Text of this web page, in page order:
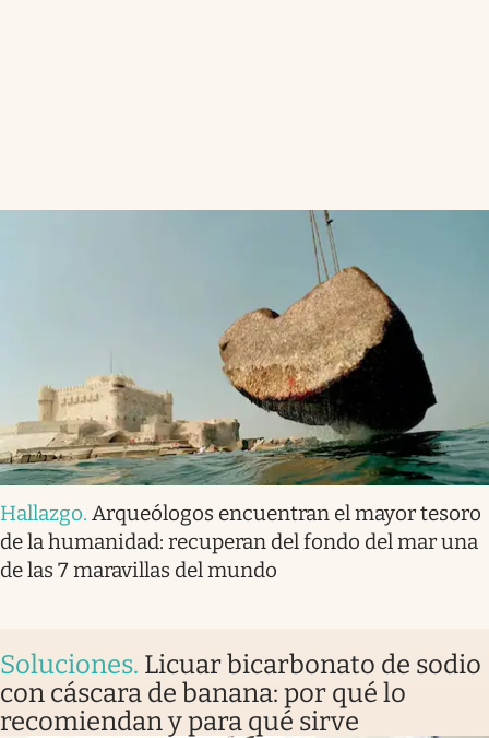
Hallazgo. Arqueólogos encuentran el mayor tesoro
de la humanidad: recuperan del fondo del mar una
de las 7 maravillas del mundo
Soluciones. Licuar bicarbonato de sodio
con cáscara de banana: por qué lo
recomiendan y para qué sirve